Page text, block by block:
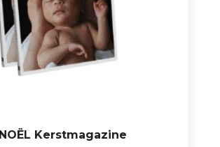
NOËL Kerstmagazine